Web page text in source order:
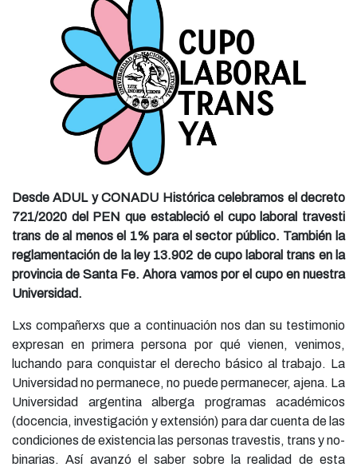
Desde ADUL y CONADU Histórica celebramos el decreto
721/2020 del PEN que estableció el cupo laboral travesti
trans de al menos el 1% para el sector público. También la
reglamentación de la ley 13.902 de cupo laboral trans en la
provincia de Santa Fe. Ahora vamos por el cupo en nuestra
Universidad.
Lxs compañerxs que a continuación nos dan su testimonio
expresan en primera persona por qué vienen, venimos,
luchando para conquistar el derecho básico al trabajo. La
Universidad no permanece, no puede permanecer, ajena. La
Universidad argentina alberga programas académicos
(docencia, investigación y extensión) para dar cuenta de las
condiciones de existencia las personas travestis, trans y no-
binarias. Así avanzó el saber sobre la realidad de esta